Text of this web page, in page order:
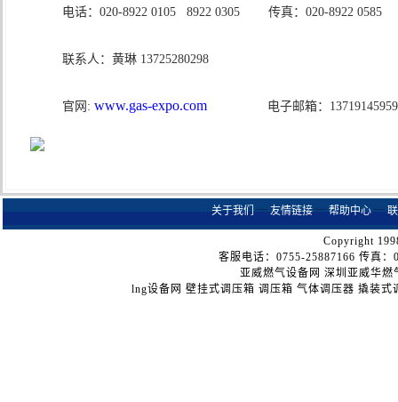
电话：020-8922 0105 8922 0305 传真：020-8922 0585
联系人：黄琳 13725280298
官网: www.gas-expo.com 电子邮箱：
关于我们 ┈ 友情链接 ┈ 帮助中心 ┈
Copyright
客服电话：0755-25887166 传真
亚威燃气设备网 深圳亚威华
lng设备网 壁挂式调压箱 调压箱 气体调压器 撬装式